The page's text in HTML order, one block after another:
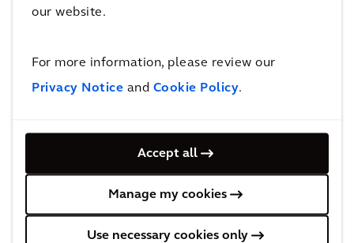
our website.
For more information, please review our
Privacy Notice and Cookie Policy.
Accept all
Manage my cookies
Use necessary cookies only
Arcadis Digitaal Leiderschapsprogramma